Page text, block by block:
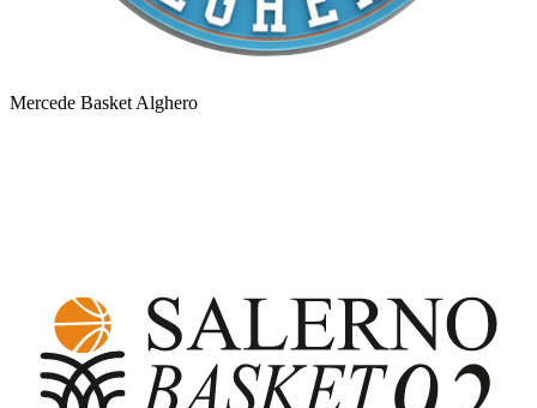
Mercede Basket Alghero